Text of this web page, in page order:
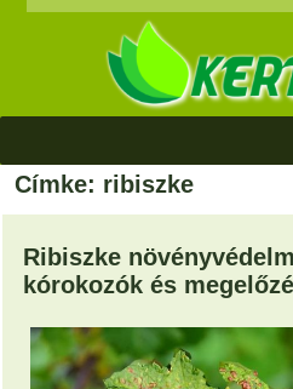
Címke: ribiszke
Ribiszke
kórokozók és